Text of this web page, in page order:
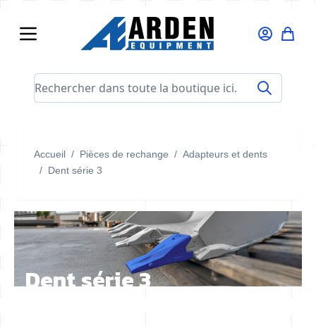
Rechercher dans toute la boutique ici...
Accueil / Pièces de rechange / Adapteurs et dents
/ Dent série 3
Dent série 3